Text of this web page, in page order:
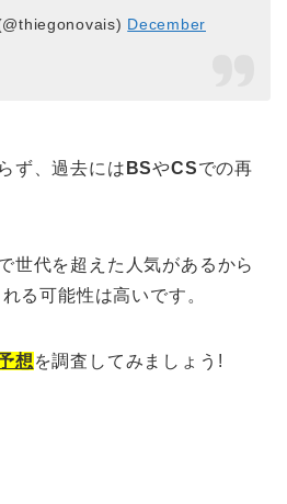
December
ず、過去には BSやCSでの再
世代を超えた人気があるから
る可能性は高いです。
想 を調査してみましょう!